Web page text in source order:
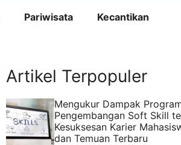
Pariwisata Kecantikan
Artikel Terpopuler
Mengukur Dampak
Pengembangan Soft Skill
Kesuksesan Karier
dan Temuan Terbaru